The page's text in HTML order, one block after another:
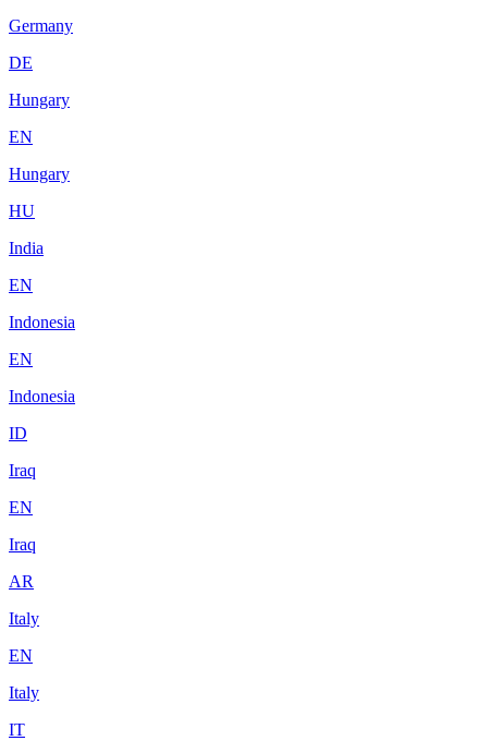
Germany
DE
Hungary
EN
Hungary
HU
India
EN
Indonesia
EN
Indonesia
ID
Iraq
EN
Iraq
AR
Italy
EN
Italy
IT